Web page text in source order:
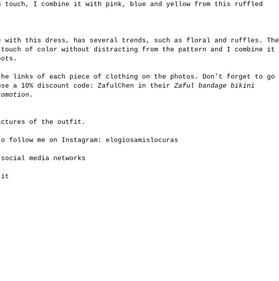
touch, I combine it with pink, blue and yellow from this ruffled
this dress, has several trends, such as floral and ruffles. The
of color without distracting from the pattern and I combine it
links of each piece of clothing on the photos. Don't forget to go
a 10% discount code: ZafulChen in theirZaful bandage bikini
.
of the outfit.
follow me on Instagram: elogiosamislocuras
media networks
it